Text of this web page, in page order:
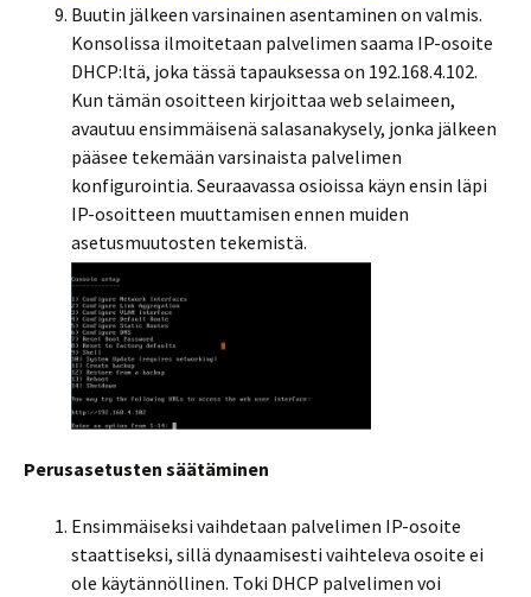
Buutin jälkeen varsinainen asentaminen on valmis.
Konsolissa ilmoitetaan palvelimen saama IP-osoite
DHCP:ltä, joka tässä tapauksessa on 192.168.4.102.
Kun tämän osoitteen kirjoittaa web selaimeen,
avautuu ensimmäisenä salasanakysely, jonka jälkeen
pääsee tekemään varsinaista palvelimen
konfigurointia. Seuraavassa osioissa käyn ensin läpi
IP-osoitteen muuttamisen ennen muiden
asetusmuutosten tekemistä.
Perusasetusten säätäminen
Ensimmäiseksi vaihdetaan palvelimen IP-osoite
staattiseksi, sillä dynaamisesti vaihteleva osoite ei
ole käytännöllinen. Toki DHCP palvelimen voi